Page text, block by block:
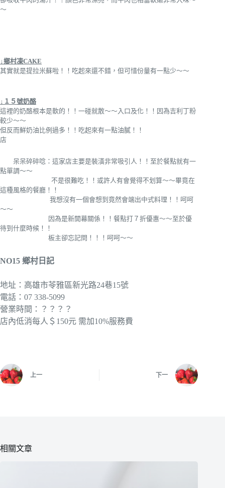
～
↓鄉村凍CAKE
其實就是提拉米蘇啦！！吃起來還不錯，但可惜份量有一點少～～
↓１５號奶酪
這裡的奶酪根本是軟的！！一碰就散～～入口及化！！因為吉利丁粉
較少～～
但反而鮮奶油比例過多！！吃起來有一點油膩！！
店
呆呆碎碎唸：這家店主要是裝潢非常吸引人！！至於餐點就有一
點單調～～
不是很難吃！！或許人有會覺得不划算～～畢竟在
這種風格的餐廳！！
我想沒有一個會想到竟然會端出中式料理！！呵呵
～～
因為是新開幕關係！！餐點打７折優惠～～至於優
待到什麼時候！！
板主卻忘記問！！！呵呵～～
NO15 鄉村日記
地址：高雄市苓雅區新光路24巷15號
電話：07 338-5099
營業時間：？？？？
店內低消每人＄150元 需加10%服務費
上一 下一
相關文章